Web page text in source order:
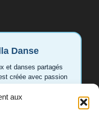
aux
Danse
et danses partagés
créée avec passion
les familles. Votre
de nouvelles